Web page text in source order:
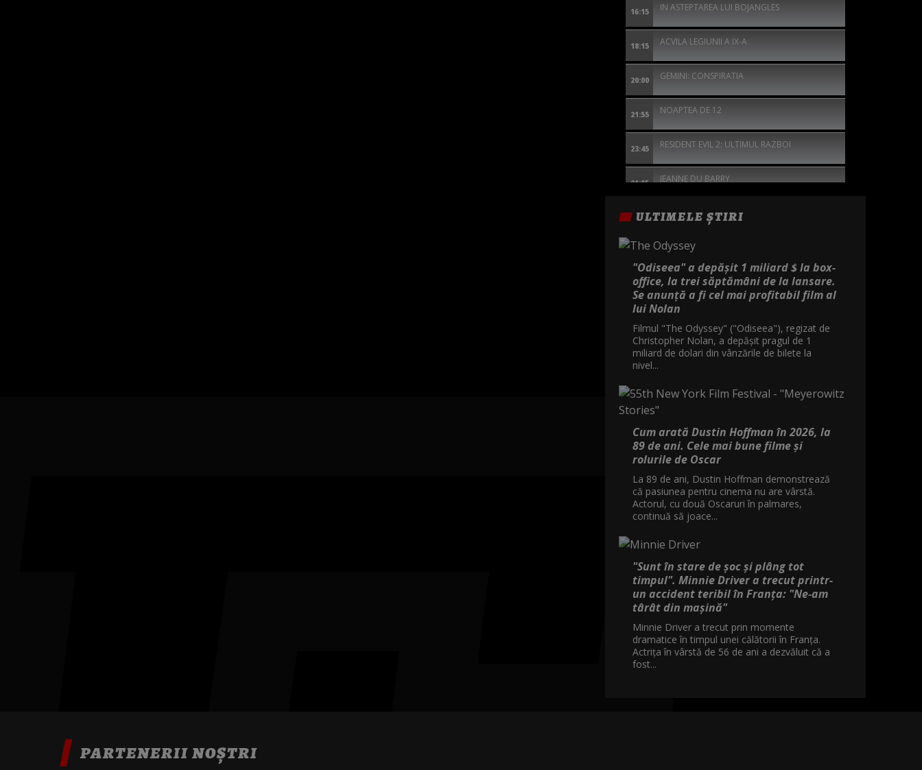
16:15 IN ASTEPTAREA LUI BOJANGLES
18:15 ACVILA LEGIUNII A IX-A
20:00 GEMINI: CONSPIRATIA
21:55 NOAPTEA DE 12
23:45 RESIDENT EVIL 2: ULTIMUL RAZBOI
01:05 JEANNE DU BARRY
02:55 MISTERELE FLUVIULUI
05:10 INTOARCEREA
ULTIMELE ȘTIRI
"Odiseea" a depășit 1 miliard $ la box-
office, la trei săptămâni de la lansare.
Se anunță a fi cel mai profitabil film al
lui Nolan
Filmul "The Odyssey" ("Odiseea"), regizat de
Christopher Nolan, a depăşit pragul de 1
miliard de dolari din vânzările de bilete la
nivel...
Cum arată Dustin Hoffman în 2026, la
89 de ani. Cele mai bune filme și
rolurile de Oscar
La 89 de ani, Dustin Hoffman demonstrează
că pasiunea pentru cinema nu are vârstă.
Actorul, cu două Oscaruri în palmares,
continuă să joace...
"Sunt în stare de șoc și plâng tot
timpul". Minnie Driver a trecut printr-
un accident teribil în Franța: "Ne-am
târât din mașină"
Minnie Driver a trecut prin momente
dramatice în timpul unei călătorii în Franța.
Actrița în vârstă de 56 de ani a dezvăluit că a
fost...
PARTENERII NOȘTRI